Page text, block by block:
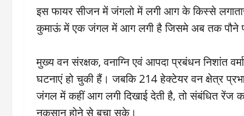
इस फायर सीजन में जंगलो में लगी आग के किस्से
कुमाऊं में एक जंगल में आग लगी है जिसमे अब तक पौने
मुख्य वन संरक्षक, वनाग्नि एवं आपदा प्रबंधन निशांत
घटनाएं हो चुकी हैं। जबकि 214 हेक्टेयर वन क्षेत्र
जंगल में कहीं आग लगी दिखाई देती है, तो संबंधित रेंज
नुकसान होने से बचा सके।